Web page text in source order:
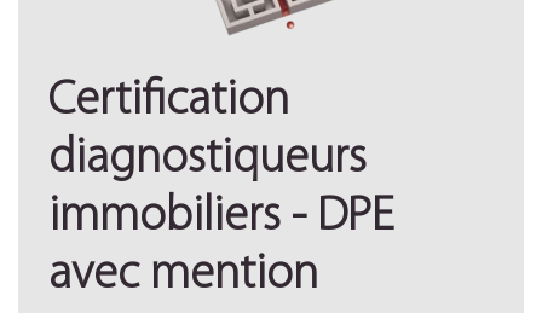
Certification
diagnostiqueurs
immobiliers - DPE
avec mention